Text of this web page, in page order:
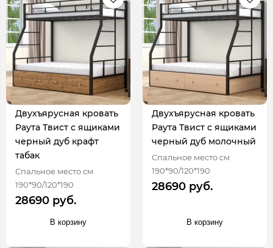
Двухъярусная кровать
Раута Твист с ящиками
черный дуб крафт
табак
Спальное место см
190*90/120*190
28690 руб.
В корзину
Двухъярусная кровать
Раута Твист с ящиками
черный дуб молочный
Спальное место см
190*90/120*190
28690 руб.
В корзину